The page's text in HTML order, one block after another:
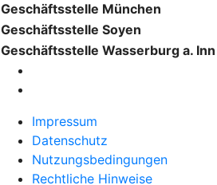
Geschäftsstelle München
Geschäftsstelle Soyen
Geschäftsstelle Wasserburg a. Inn
Impressum
Datenschutz
Nutzungsbedingungen
Rechtliche Hinweise